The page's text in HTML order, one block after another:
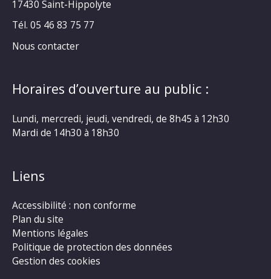
17430 Saint-Hippolyte
Tél. 05 46 83 75 77
Nous contacter
Horaires d’ouverture au public :
Lundi, mercredi, jeudi, vendredi, de 8h45 à 12h30
Mardi de 14h30 à 18h30
Liens
Accessibilité : non conforme
Plan du site
Mentions légales
Politique de protection des données
Gestion des cookies